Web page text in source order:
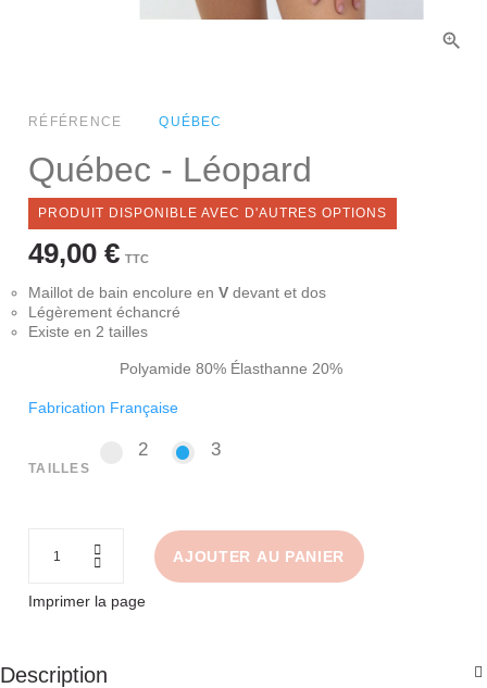
RÉFÉRENCE QUÉBEC
Québec - Léopard
PRODUIT DISPONIBLE AVEC D'AUTRES OPTIONS
49,00 € TTC
Maillot de bain encolure enVdevant et dos
Légèrement échancré
Existe en 2 tailles
Polyamide 80% Élasthanne 20%
Fabrication Française
TAILLES
22 33
AJOUTER AU PANIER
Imprimer la page
Description